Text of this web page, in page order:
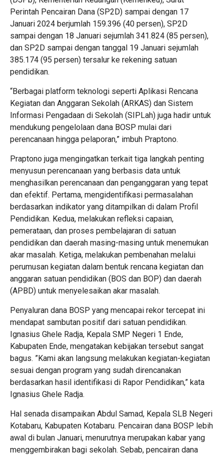
Perintah Pencairan Dana (SP2D) sampai dengan 17
Januari 2024 berjumlah 159.396 (40 persen), SP2D
sampai dengan 18 Januari sejumlah 341.824 (85 persen),
dan SP2D sampai dengan tanggal 19 Januari sejumlah
385.174 (95 persen) tersalur ke rekening satuan
pendidikan.
“Berbagai platform teknologi seperti Aplikasi Rencana
Kegiatan dan Anggaran Sekolah (ARKAS) dan Sistem
Informasi Pengadaan di Sekolah (SIPLah) juga hadir untuk
mendukung pengelolaan dana BOSP mulai dari
perencanaan hingga pelaporan,” imbuh Praptono.
Praptono juga mengingatkan terkait tiga langkah penting
menyusun perencanaan yang berbasis data untuk
menghasilkan perencanaan dan penganggaran yang tepat
dan efektif. Pertama, mengidentifikasi permasalahan
berdasarkan indikator yang ditampilkan di dalam Profil
Pendidikan. Kedua, melakukan refleksi capaian,
pemerataan, dan proses pembelajaran di satuan
pendidikan dan daerah masing-masing untuk menemukan
akar masalah. Ketiga, melakukan pembenahan melalui
perumusan kegiatan dalam bentuk rencana kegiatan dan
anggaran satuan pendidikan (BOS dan BOP) dan daerah
(APBD) untuk menyelesaikan akar masalah.
Penyaluran dana BOSP yang mencapai rekor tercepat ini
mendapat sambutan positif dari satuan pendidikan.
Ignasius Ghele Radja, Kepala SMP Negeri 1 Ende,
Kabupaten Ende, mengatakan kebijakan tersebut sangat
bagus. ”Kami akan langsung melakukan kegiatan-kegiatan
sesuai dengan program yang sudah direncanakan
berdasarkan hasil identifikasi di Rapor Pendidikan,” kata
Ignasius Ghele Radja.
Hal senada disampaikan Abdul Samad, Kepala SLB Negeri
Kotabaru, Kabupaten Kotabaru. Pencairan dana BOSP lebih
awal di bulan Januari, menurutnya merupakan kabar yang
menggembirakan bagi sekolah. Sebab, pencairan dana